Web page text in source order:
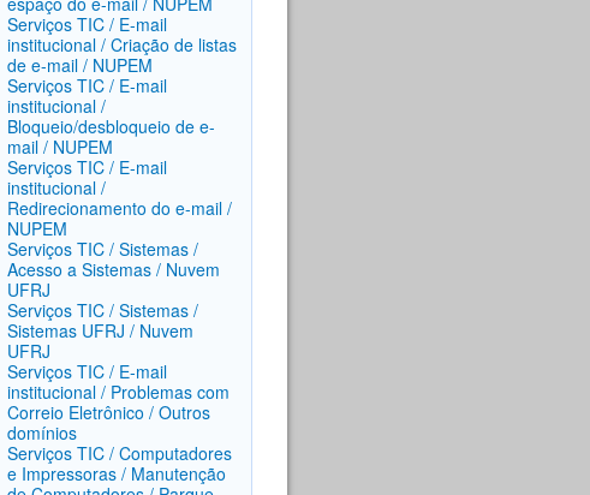
Serviços TIC / E-mail
institucional / Criação de listas
de e-mail / NUPEM
Serviços TIC / E-mail
institucional /
Bloqueio/desbloqueio de e-
mail / NUPEM
Serviços TIC / E-mail
institucional /
Redirecionamento do e-mail /
NUPEM
Serviços TIC / Sistemas /
Acesso a Sistemas / Nuvem
UFRJ
Serviços TIC / Sistemas /
Sistemas UFRJ / Nuvem
UFRJ
Serviços TIC / E-mail
institucional / Problemas com
Correio Eletrônico / Outros
domínios
Serviços TIC / Computadores
e Impressoras / Manutenção